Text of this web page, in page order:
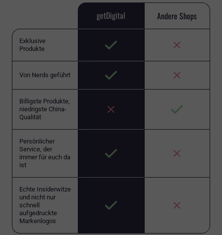
getDigital Andere Shops
Exklusive
Produkte
Von Nerds geführt
Billigste Produkte,
niedrigste China-
Qualität
Persönlicher
Service, der
immer für euch da
ist
Echte Insiderwitze
und nicht nur
schnell
aufgedruckte
Markenlogos